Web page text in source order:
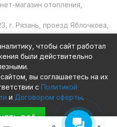
магазин отопления,
г. Рязань, проезд Яблочкова,
чтобы сайт работал
были действительно
вы соглашаетесь на их
с Политикой
и Договором оферты.
всё